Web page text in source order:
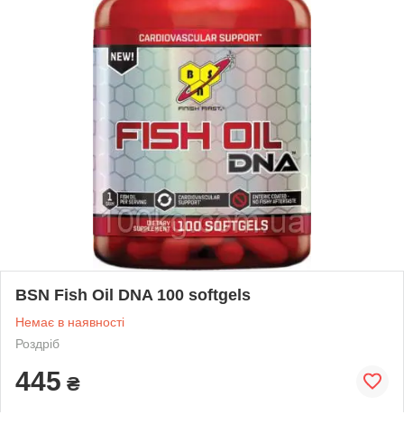
BSN Fish Oil DNA 100 softgels
Немає в наявності
Роздріб
445 ₴